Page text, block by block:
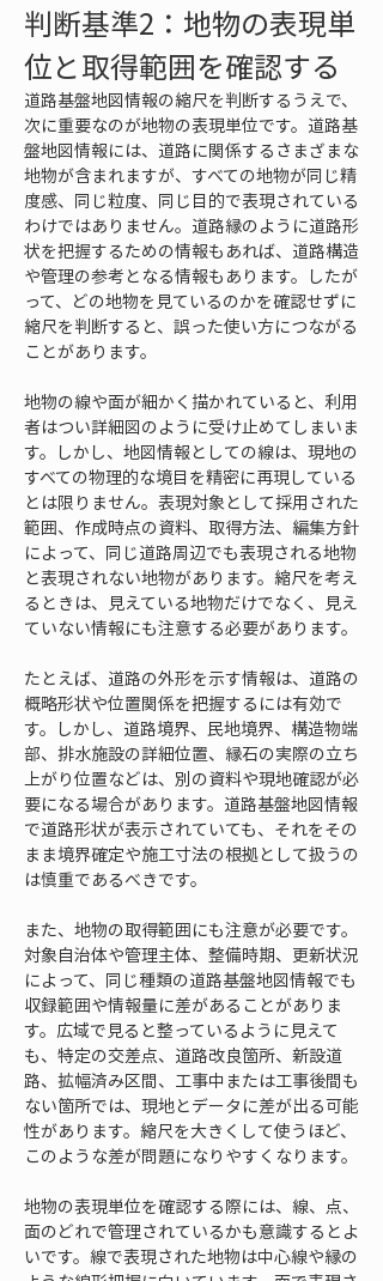
判断基準2：地物の表現単
位と取得範囲を確認する
道路基盤地図情報の縮尺を判断するうえで、
次に重要なのが地物の表現単位です。道路基
盤地図情報には、道路に関係するさまざまな
地物が含まれますが、すべての地物が同じ精
度感、同じ粒度、同じ目的で表現されている
わけではありません。道路縁のように道路形
状を把握するための情報もあれば、道路構造
や管理の参考となる情報もあります。したが
って、どの地物を見ているのかを確認せずに
縮尺を判断すると、誤った使い方につながる
ことがあります。
地物の線や面が細かく描かれていると、利用
者はつい詳細図のように受け止めてしまいま
す。しかし、地図情報としての線は、現地の
すべての物理的な境目を精密に再現している
とは限りません。表現対象として採用された
範囲、作成時点の資料、取得方法、編集方針
によって、同じ道路周辺でも表現される地物
と表現されない地物があります。縮尺を考え
るときは、見えている地物だけでなく、見え
ていない情報にも注意する必要があります。
たとえば、道路の外形を示す情報は、道路の
概略形状や位置関係を把握するには有効で
す。しかし、道路境界、民地境界、構造物端
部、排水施設の詳細位置、縁石の実際の立ち
上がり位置などは、別の資料や現地確認が必
要になる場合があります。道路基盤地図情報
で道路形状が表示されていても、それをその
まま境界確定や施工寸法の根拠として扱うの
は慎重であるべきです。
また、地物の取得範囲にも注意が必要です。
対象自治体や管理主体、整備時期、更新状況
によって、同じ種類の道路基盤地図情報でも
収録範囲や情報量に差があることがありま
す。広域で見ると整っているように見えて
も、特定の交差点、道路改良箇所、新設道
路、拡幅済み区間、工事中または工事後間も
ない箇所では、現地とデータに差が出る可能
性があります。縮尺を大きくして使うほど、
このような差が問題になりやすくなります。
地物の表現単位を確認する際には、線、点、
面のどれで管理されているかも意識するとよ
いです。線で表現された地物は中心線や縁の